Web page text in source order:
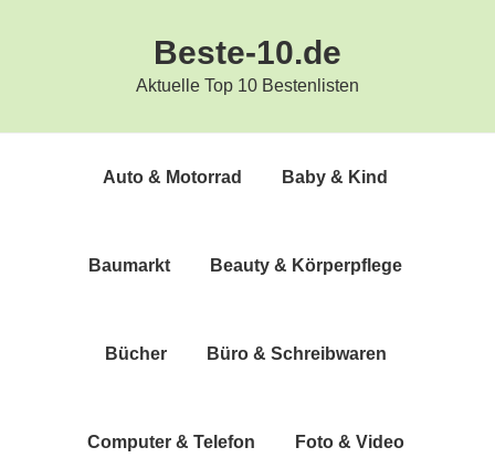
Beste-10.de
Aktuelle Top 10 Bestenlisten
Auto & Motorrad Baby & Kind
Bau­markt Beau­ty & Körperpflege
Bücher Büro & Schreibwaren
Com­pu­ter & Telefon Foto & Video